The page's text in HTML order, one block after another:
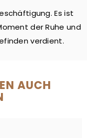
Es ist
der Ruhe und
verdient.
AUCH